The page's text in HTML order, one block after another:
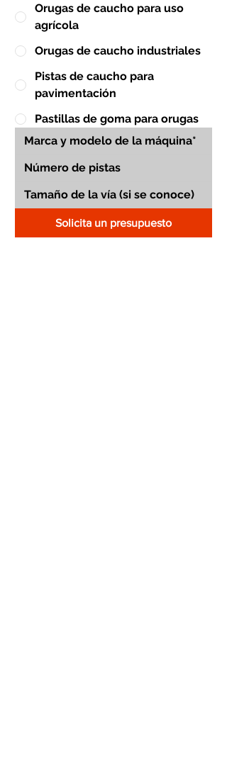
Orugas de caucho para uso
agrícola
Orugas de caucho industriales
Pistas de caucho para
pavimentación
Pastillas de goma para orugas
Solicita un presupuesto